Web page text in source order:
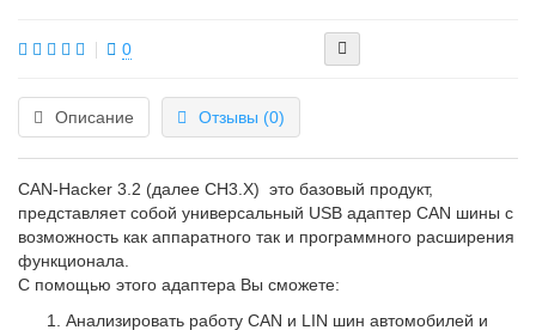
0
Описание Отзывы (0)
CAN-Hacker 3.2 (далее CH3.X) это базовый продукт,
представляет собой универсальный USB адаптер CAN шины с
возможность как аппаратного так и программного расширения
функционала.
С помощью этого адаптера Вы сможете:
Анализировать работу CAN и LIN шин автомобилей и